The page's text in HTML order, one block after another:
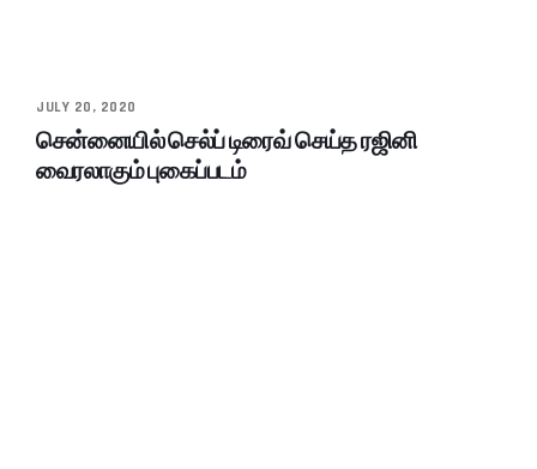
JULY 20, 2020
சென்னையில் செல்ப் டிரைவ் செய்த ரஜினி
வைரலாகும் புகைப்படம்